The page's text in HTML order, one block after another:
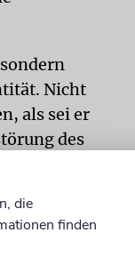
Nicht
als sei er
des
die
finden